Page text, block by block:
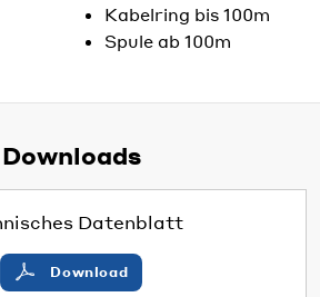
Kabelring bis 100m
Spule ab 100m
Downloads
Datenblatt
Download